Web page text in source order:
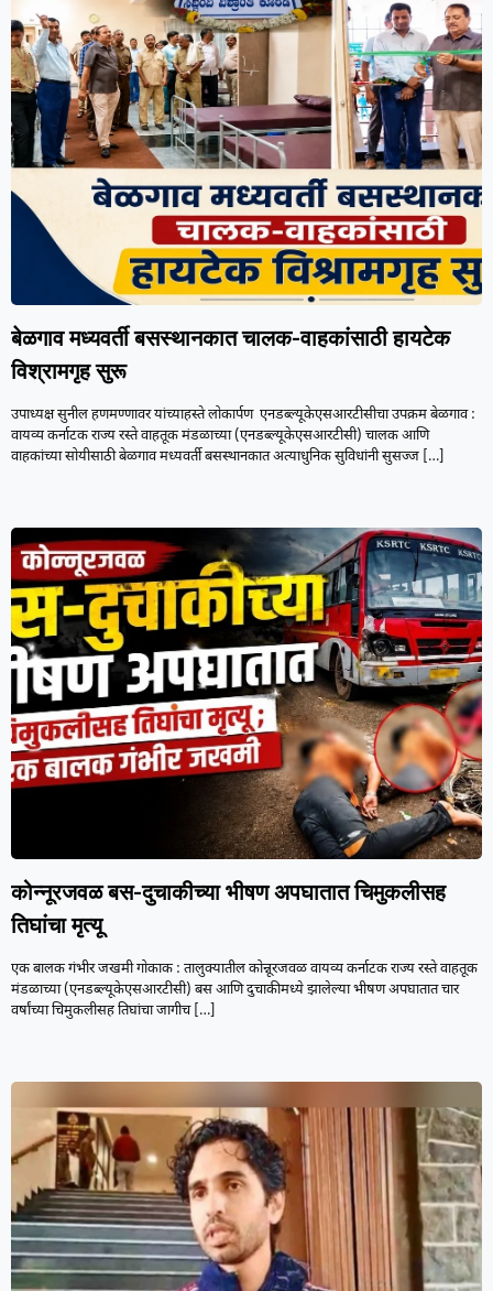
बेळगाव मध्यवर्ती बसस्थानकात चालक-वाहकांसाठी हायटेक
विश्रामगृह सुरू
उपाध्यक्ष सुनील हणमण्णावर यांच्याहस्ते लोकार्पण एनडब्ल्यूकेएसआरटीसीचा उपक्रम बेळगाव :
वायव्य कर्नाटक राज्य रस्ते वाहतूक मंडळाच्या (एनडब्ल्यूकेएसआरटीसी) चालक आणि
वाहकांच्या सोयीसाठी बेळगाव मध्यवर्ती बसस्थानकात अत्याधुनिक सुविधांनी सुसज्ज […]
कोन्नूरजवळ बस-दुचाकीच्या भीषण अपघातात चिमुकलीसह
तिघांचा मृत्यू
एक बालक गंभीर जखमी गोकाक : तालुक्यातील कोन्नूरजवळ वायव्य कर्नाटक राज्य रस्ते वाहतूक
मंडळाच्या (एनडब्ल्यूकेएसआरटीसी) बस आणि दुचाकीमध्ये झालेल्या भीषण अपघातात चार
वर्षांच्या चिमुकलीसह तिघांचा जागीच[…]